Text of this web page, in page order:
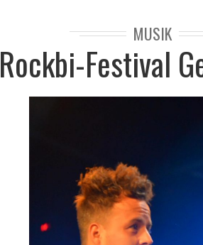
MUSIK
Rockbi-Festival